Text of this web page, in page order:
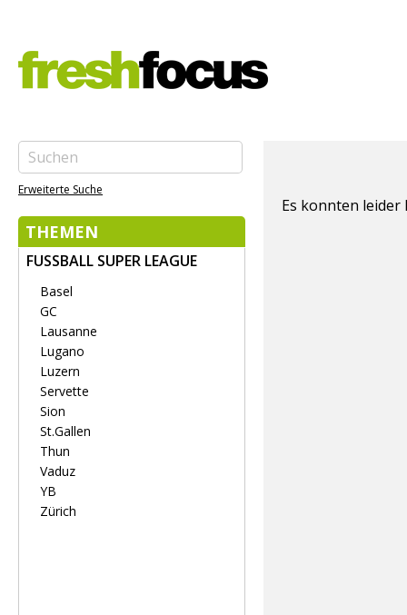
Erweiterte Suche
THEMEN
FUSSBALL SUPER LEAGUE
Basel
GC
Lausanne
Lugano
Luzern
Servette
Sion
St.Gallen
Thun
Vaduz
YB
Zürich
Es konnten